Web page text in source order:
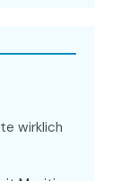
wirklich